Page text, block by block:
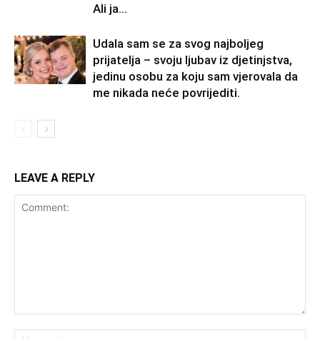
Ali ja...
Udala sam se za svog najboljeg
prijatelja – svoju ljubav iz djetinjstva,
jedinu osobu za koju sam vjerovala da
me nikada neće povrijediti.
LEAVE A REPLY